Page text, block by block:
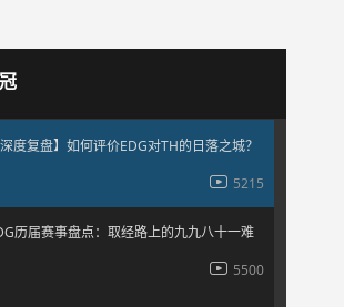
深度复盘】如何评价EDG对TH的日落之城？
5215
历届赛事盘点：取经路上的九九八十一难
5500